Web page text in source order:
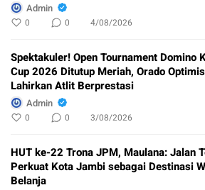
Admin
0 0 4/08/2026
Spektakuler! Open Tournament Domino
Cup 2026 Ditutup Meriah, Orado Optimis
Lahirkan Atlit Berprestasi
Admin
0 0 3/08/2026
HUT ke-22 Trona JPM, Maulana: Jalan
Perkuat Kota Jambi sebagai Destinasi
Belanja